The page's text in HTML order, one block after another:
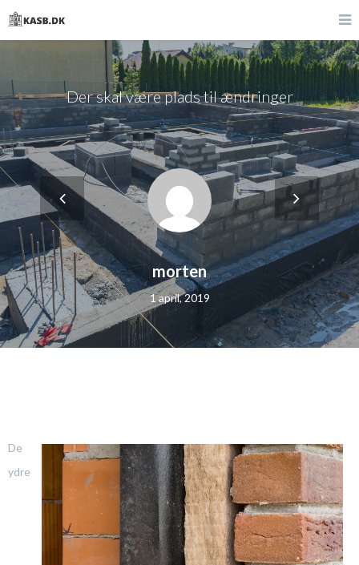
Der skal være plads til ændringer
morten
1 april, 2019
De
ydre